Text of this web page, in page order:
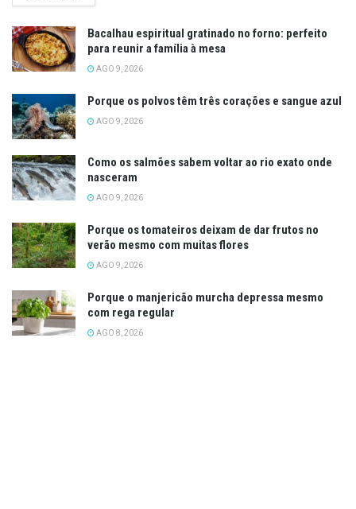
Bacalhau espiritual gratinado no forno: perfeito
para reunir a família à mesa
AGO 9, 2026
Porque os polvos têm três corações e sangue azul
AGO 9, 2026
Como os salmões sabem voltar ao rio exato onde
nasceram
AGO 9, 2026
Porque os tomateiros deixam de dar frutos no
verão mesmo com muitas flores
AGO 9, 2026
Porque o manjericão murcha depressa mesmo
com rega regular
AGO 8, 2026